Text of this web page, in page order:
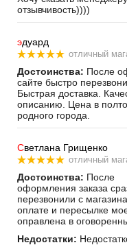
отзывчивость))))
эдуард
отличный
Достоинства: После
сайте быстро
Быстрая доставка.
описанию. Цена в
родного города.
Светлана Грищенко
отличный
Достоинства: После
оформления заказа
перезвонили с
оплате и пересылке
оправлена в
Недостатки: